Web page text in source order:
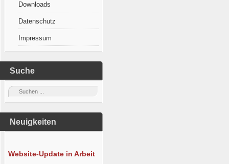
Downloads
Datenschutz
Impressum
Suche
Neuigkeiten
Website-Update in Arbeit